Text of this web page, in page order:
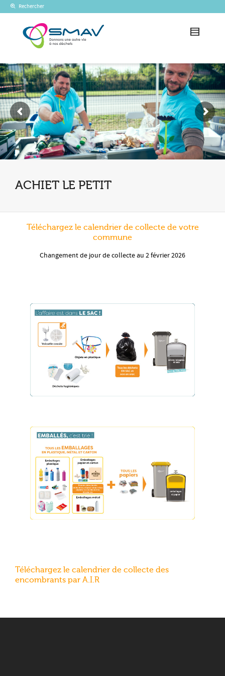
Rechercher
ACHIET LE PETIT
Téléchargez le calendrier de collecte de votre
commune
Changement de jour de collecte au 2 février 2026
Téléchargez le calendrier de collecte des
encombrants par A.I.R